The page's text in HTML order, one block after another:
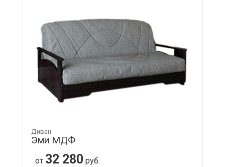
Диван
Эми МДФ
от 32 280 руб.